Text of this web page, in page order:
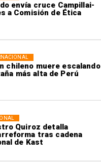
envía cruce Campillai-
a Comisión de Ética
chileno muere escalando
más alta de Perú
Quiroz detalla
tras cadena
de Kast